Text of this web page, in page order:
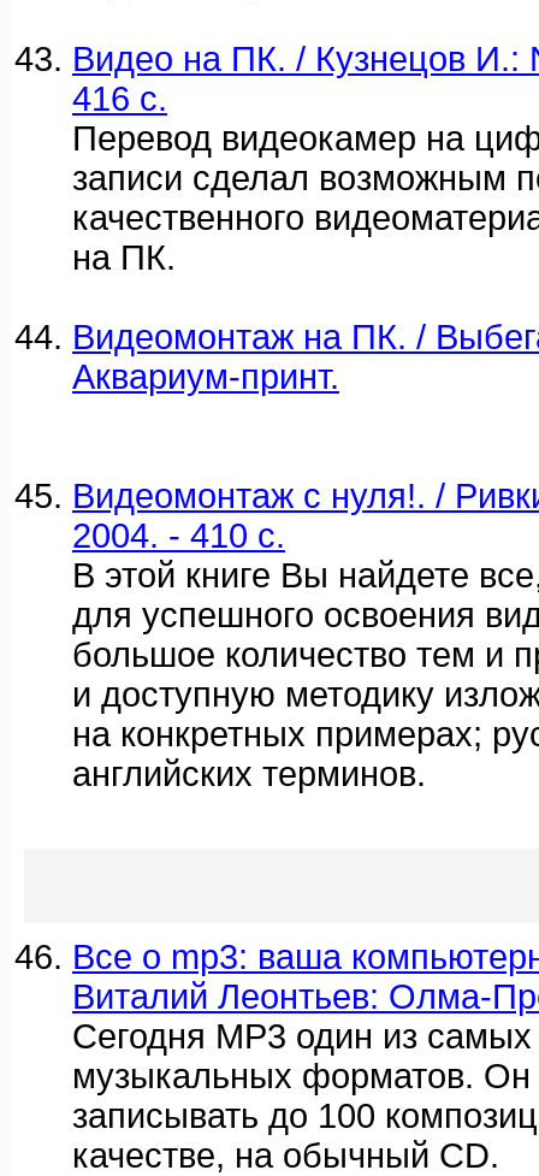
Видео на ПК. / Кузнецов И.:
416 c.
Перевод видеокамер на
записи сделал возможным
качественного
на ПК.
Видеомонтаж на ПК. /
Аквариум-принт.
Видеомонтаж с нуля!. /
2004. - 410 c.
В этой книге Вы найдете
для успешного освоения
большое количество тем и
и доступную методику
на конкретных примерах;
английских терминов.
Все о mp3: ваша
Виталий Леонтьев: Олма-
Сегодня MP3 один из
музыкальных форматов. Он
записывать до 100
качестве, на обычный CD.